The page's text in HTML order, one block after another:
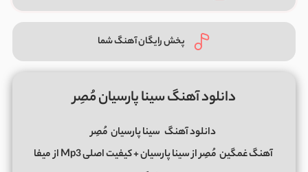
پخش رایگان آهنگ شما
دانلود آهنگ سینا پارسیان مُصِر
دانلود آهنگ سینا پارسیان مُصِر
آهنگ غمگین مُصِر از سینا پارسیان + کیفیت اصلی Mp3 از
میفا